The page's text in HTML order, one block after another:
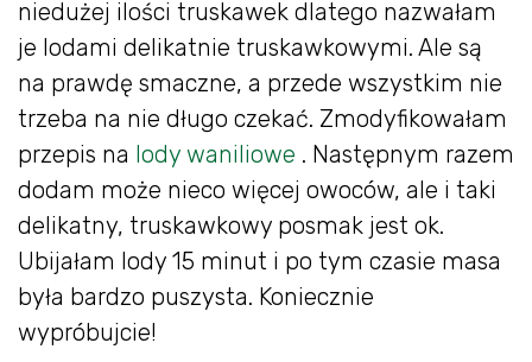
niedużej ilości truskawek dlatego nazwałam
je lodami delikatnie truskawkowymi. Ale są
na prawdę smaczne, a przede wszystkim nie
trzeba na nie długo czekać. Zmodyfikowałam
przepis na lody waniliowe . Następnym razem
dodam może nieco więcej owoców, ale i taki
delikatny, truskawkowy posmak jest ok.
Ubijałam lody 15 minut i po tym czasie masa
była bardzo puszysta. Koniecznie
wypróbujcie!